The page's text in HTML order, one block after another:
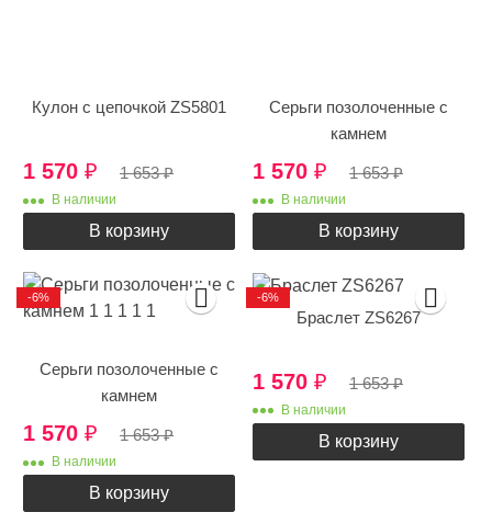
Кулон с цепочкой ZS5801
1 570 ₽ 1 653₽
В наличии
В корзину
Серьги позолоченные с
камнем
1 570 ₽ 1 653₽
В наличии
В корзину
Серьги позолоченные с
камнем
1 570 ₽ 1 653₽
В наличии
В корзину
-6%
Браслет ZS6267
1 570 ₽ 1 653₽
В наличии
В корзину
-6%